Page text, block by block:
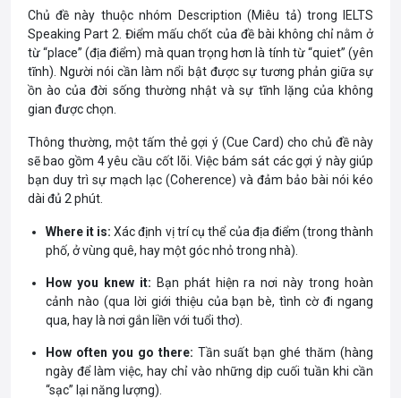
Chủ đề này thuộc nhóm Description (Miêu tả) trong IELTS
Speaking Part 2. Điểm mấu chốt của đề bài không chỉ nằm ở
từ “place” (địa điểm) mà quan trọng hơn là tính từ “quiet” (yên
tĩnh). Người nói cần làm nổi bật được sự tương phản giữa sự
ồn ào của đời sống thường nhật và sự tĩnh lặng của không
gian được chọn.
Thông thường, một tấm thẻ gợi ý (Cue Card) cho chủ đề này
sẽ bao gồm 4 yêu cầu cốt lõi. Việc bám sát các gợi ý này giúp
bạn duy trì sự mạch lạc (Coherence) và đảm bảo bài nói kéo
dài đủ 2 phút.
Where it is:Xác định vị trí cụ thể của địa điểm (trong thành
phố, ở vùng quê, hay một góc nhỏ trong nhà).
How you knew it: Bạn phát hiện ra nơi này trong hoàn
cảnh nào (qua lời giới thiệu của bạn bè, tình cờ đi ngang
qua, hay là nơi gắn liền với tuổi thơ).
How often you go there: Tần suất bạn ghé thăm (hàng
ngày để làm việc, hay chỉ vào những dịp cuối tuần khi cần
“sạc” lại năng lượng).